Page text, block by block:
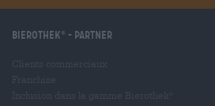
Bierothek - Partner